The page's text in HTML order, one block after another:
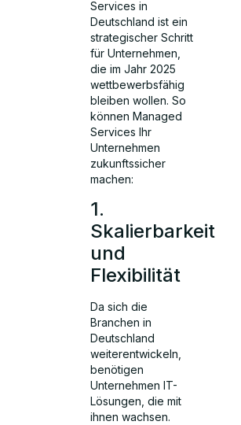
Services in
Deutschland ist ein
strategischer Schritt
für Unternehmen,
die im Jahr 2025
wettbewerbsfähig
bleiben wollen. So
können Managed
Services Ihr
Unternehmen
zukunftssicher
machen:
1.
Skalierbarkeit
und
Flexibilität
Da sich die
Branchen in
Deutschland
weiterentwickeln,
benötigen
Unternehmen IT-
Lösungen, die mit
ihnen wachsen.